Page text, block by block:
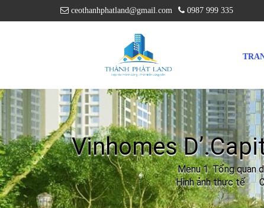
ceothanhphatland@gmail.com 0987 999 335
Vinhomes
Menu 1. Tổng quan
Hình ảnh thực tế